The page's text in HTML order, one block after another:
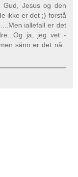
Gud, Jesus og den
ikke er det ;) forstå
iallefall er det
ja, jeg vet -
sånn er det nå..